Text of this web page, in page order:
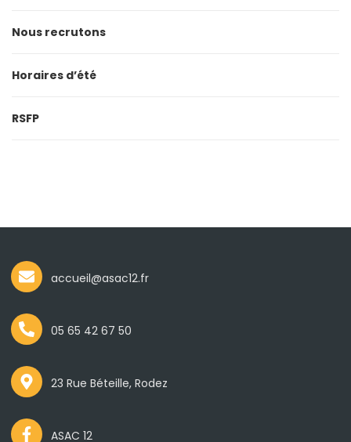
Nous recrutons
Horaires d’été
RSFP
accueil@asac12.fr
05 65 42 67 50
23 Rue Béteille, Rodez
ASAC 12